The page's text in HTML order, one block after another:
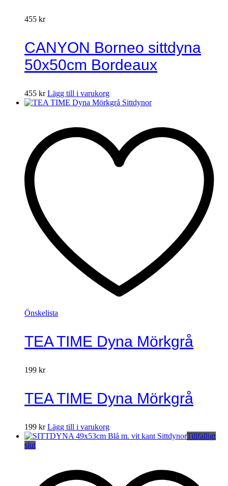
455 kr
CANYON Borneo sittdyna
50x50cm Bordeaux
455 kr Lägg till i varukorg
Önskelista
TEA TIME Dyna Mörkgrå
199 kr
TEA TIME Dyna Mörkgrå
199 kr Lägg till i varukorg
Tillfälligt
slut